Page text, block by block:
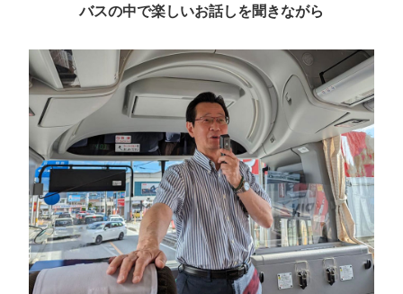
バスの中で楽しいお話しを聞きながら